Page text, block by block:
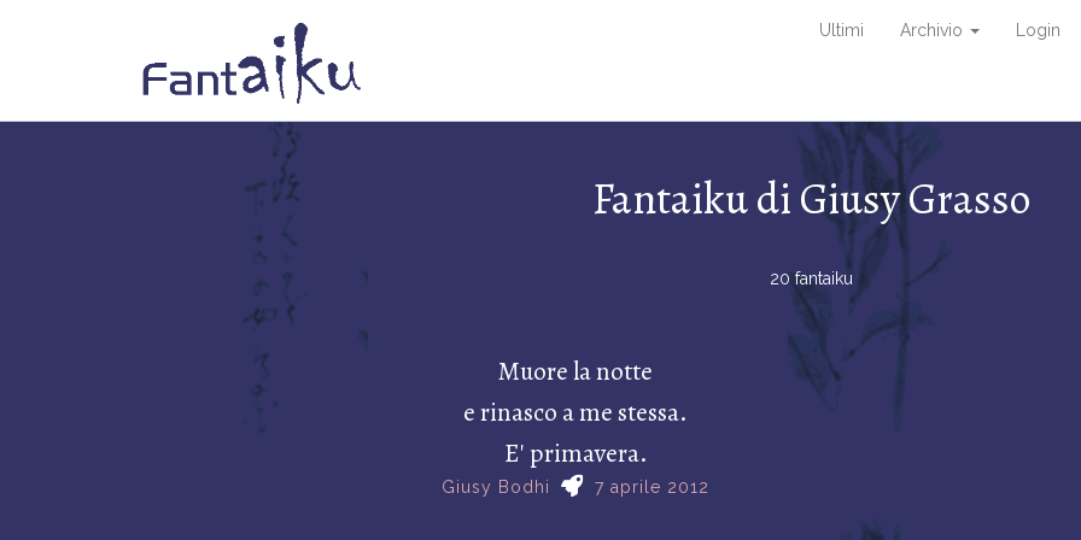
Ultimi Archivio Login
Fantaiku di Giusy Grasso
20 fantaiku
Muore la notte
e rinasco a me stessa.
E' primavera.
Giusy Bodhi 7 aprile 2012